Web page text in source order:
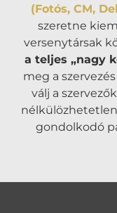
(Fotós, CM,
szeretne
versenytársak
a teljes „nagy
meg a
válj a
gondolkodó